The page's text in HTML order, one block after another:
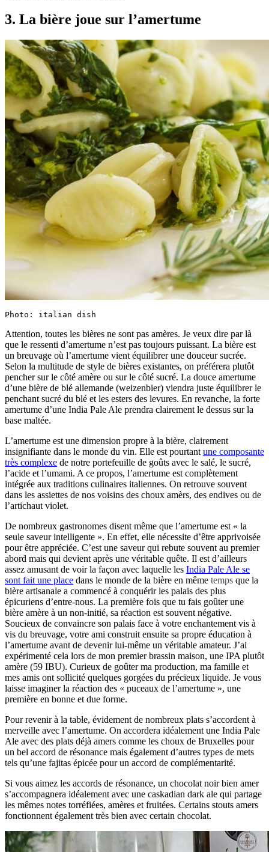
3. La bière joue sur l’amertume
Photo: italian dish
Attention, toutes les bières ne sont pas amères. Je veux dire par là
que le ressenti d’amertume n’est pas toujours puissant. La bière est
un breuvage où l’amertume vient équilibrer une douceur sucrée.
Selon la multitude de style de bières existantes, on préférera plutôt
pencher sur le côté amère ou sur le côté sucré. La douce amertume
d’une bière de blé allemande (weizenbier) viendra juste équilibrer le
penchant sucré du blé et les esters des levures. En revanche, la forte
amertume d’une India Pale Ale prendra clairement le dessus sur la
base maltée.
L’amertume est une dimension propre à la bière, clairement
insignifiante dans le monde du vin. Elle est pourtant une composante
très complexe de notre portefeuille de goûts avec le salé, le sucré,
l’acide et l’umami. A ce propos, l’amertume est complètement
intégrée aux traditions culinaires italiennes. On retrouve souvent
dans les assiettes de nos voisins des choux amèrs, des endives ou de
l’artichaut violet.
De nombreux gastronomes disent même que l’amertume est « la
seule saveur intelligente ». En effet, elle nécessite d’être apprivoisée
pour être appréciée. C’est une saveur qui rebute souvent au premier
abord mais qui devient après une véritable quête. Il est d’ailleurs
assez amusant de voir la façon avec laquelle les India Pale Ale se
sont fait une place dans le monde de la bière en même temps que la
bière artisanale a commencé à conquérir les palais des plus
épicuriens d’entre-nous. La première fois que tu fais goûter une
bière amère à un non-initié, sa réaction est souvent négative.
Soucieux de convaincre son palais face à votre enchantement vis à
vis du breuvage, votre ami construit ensuite sa propre éducation à
l’amertume avant de devenir lui-même un véritable amateur. J’ai
expérimenté cela lors de mon premier brassin maison, une IPA plutôt
amère (59 IBU). Curieux de goûter ma production, ma famille et
mes amis ont sollicité quelques gorgées du précieux liquide. Je vous
laisse imaginer la réaction des « puceaux de l’amertume », une
première en bonne et due forme.
Pour revenir à la table, évidement de nombreux plats s’accordent à
merveille avec l’amertume. On accordera idéalement une India Pale
Ale avec des plats déjà amers comme les choux de Bruxelles pour
un bel accord de résonance mais également d’autres types de mets
tels qu’une fajitas épicée pour un accord de complémentarité.
Si vous aimez les accords de résonance, un chocolat noir bien amer
s’accompagnera idéalement avec une caskadian dark ale qui partage
les mêmes notes torréfiées, amères et fruitées. Certains stouts amers
fonctionnent également très bien avec certain chocolat.